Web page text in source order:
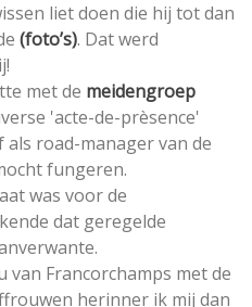
liet doen die hij tot dan
(foto’s). Dat werd
met de meidengroep
'acte-de-prèsence'
road-manager van de
fungeren.
was voor de
dat geregelde
van Francorchamps met de
herinner ik mij dan